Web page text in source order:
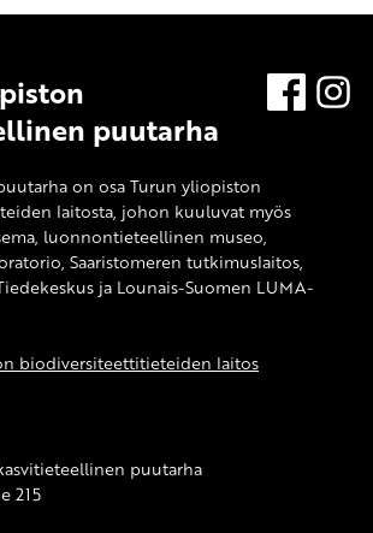
puutarha
on osa Turun yliopiston
laitosta, johon kuuluvat myös
, luonnontieteellinen museo,
Saaristomeren tutkimuslaitos,
ja Lounais-Suomen LUMA-
biodiversiteettitieteiden laitos
puutarha
215